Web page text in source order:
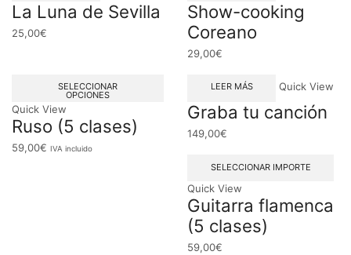
La Luna de Sevilla
25,00€
Show-cooking
Coreano
29,00€
SELECCIONAR
OPCIONES
Quick View
Ruso (5 clases)
59,00€ IVA incluido
LEER MÁS Quick View
Graba tu canción
149,00€
SELECCIONAR IMPORTE
Quick View
Guitarra flamenca
(5 clases)
59,00€